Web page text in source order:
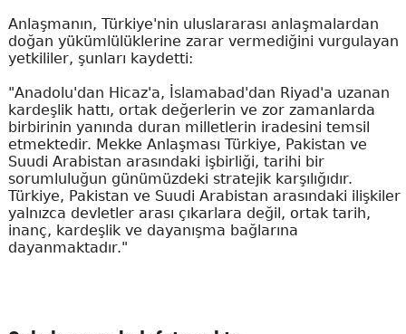
Anlaşmanın, Türkiye'nin uluslararası anlaşmalardan
doğan yükümlülüklerine zarar vermediğini vurgulayan
yetkililer, şunları kaydetti:
"Anadolu'dan Hicaz'a, İslamabad'dan Riyad'a uzanan
kardeşlik hattı, ortak değerlerin ve zor zamanlarda
birbirinin yanında duran milletlerin iradesini temsil
etmektedir. Mekke Anlaşması Türkiye, Pakistan ve
Suudi Arabistan arasındaki işbirliği, tarihi bir
sorumluluğun günümüzdeki stratejik karşılığıdır.
Türkiye, Pakistan ve Suudi Arabistan arasındaki ilişkiler
yalnızca devletler arası çıkarlara değil, ortak tarih,
inanç, kardeşlik ve dayanışma bağlarına
dayanmaktadır."